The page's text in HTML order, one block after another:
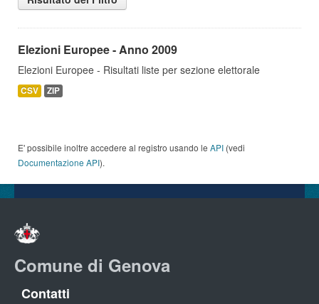
Elezioni Europee - Anno 2009
Elezioni Europee - Risultati liste per sezione elettorale
CSV ZIP
E' possibile inoltre accedere al registro usando le API (vedi
Documentazione API).
Comune di Genova
Contatti